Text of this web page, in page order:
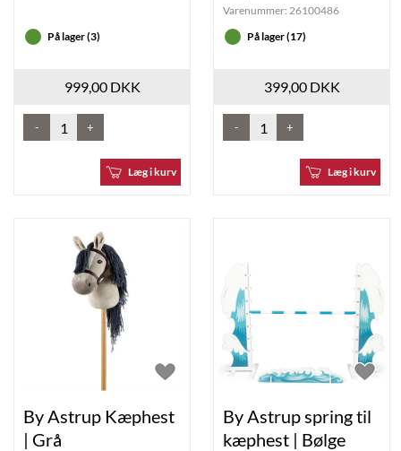
På lager (3)
999,00 DKK
- +
Læg i kurv
Varenummer:26100486
På lager (17)
399,00 DKK
- +
Læg i kurv
By Astrup Kæphest
| Grå
By Astrup spring til
kæphest | Bølge